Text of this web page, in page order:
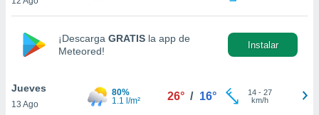
aceptar
de
¡Descarga GRATIS la app de
Meteored!
Instalar
Jueves
13 Ago
80%
1.1 l/m²
26° / 16° 14- 27
km/h